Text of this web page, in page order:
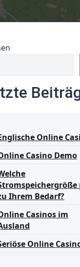
Online
Casino Demo
Ihrem Bedarf?
Casinos im
Online